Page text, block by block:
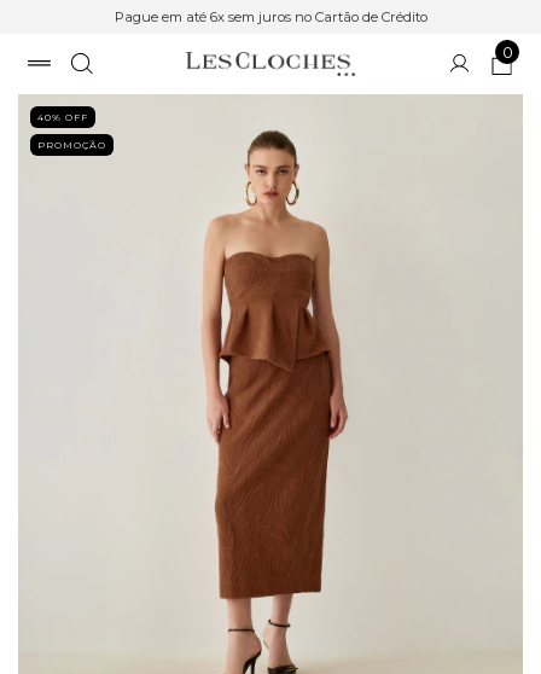
Pague em até 6x sem juros no Cartão de Crédito
0
40% OFF
PROMOÇÃO